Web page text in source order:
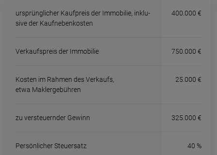
ursprünglicher Kauf­preis der Immo­bilie, inklu­
sive der Kauf­neben­kos­ten
400.000 €
Ver­kaufs­preis der Immo­bilie 750.000 €
Kosten im Rahmen des Ver­kaufs,
etwa Makler­ge­büh­ren
25.000 €
zu ver­steuern­der Gewinn 325.000 €
Persön­licher Steuer­satz 40 %